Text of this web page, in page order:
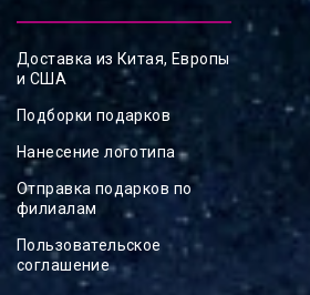
Доставка из Китая, Европы
и США
Подборки подарков
Нанесение логотипа
Отправка подарков по
филиалам
Пользовательское
соглашение